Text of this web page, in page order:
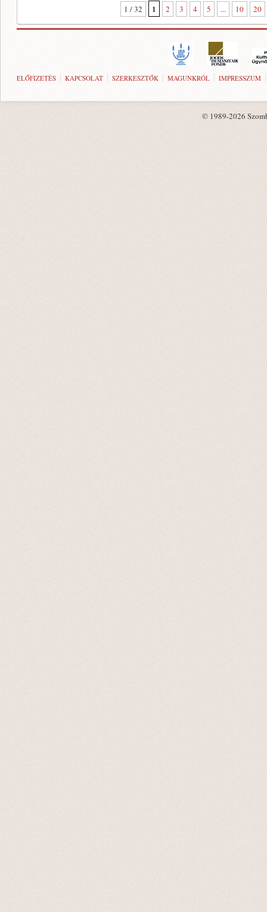
1 / 32 1 2 3 4 5 ... 10 20
ELŐFIZETÉS KAPCSOLAT SZERKESZTŐK MAGUNKRÓL IMPRESSZUM
© 1989-2026